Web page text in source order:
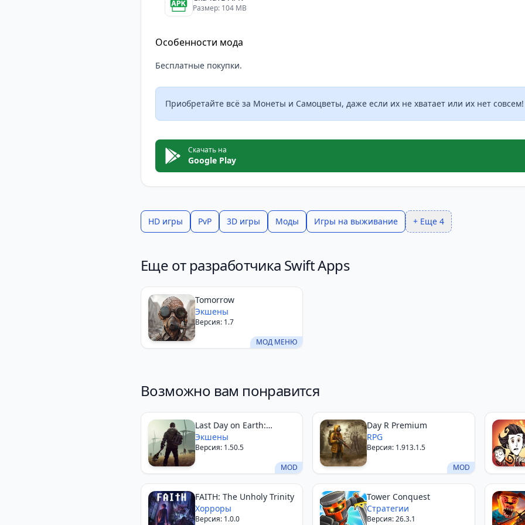
Хотя некоторые игроки могут посчитать задания в игре повторяющимися, в
Размер: 104 MB
Особенности мода
Бесплатные покупки.
Приобретайте всё за Монеты и Самоцветы, даже если их не хватает или их нет совсем!
Скачать на
Google Play
HD игры PvP 3D игры Моды Игры на выживание + Еще 4
Еще от разработчика Swift Apps
МОД МЕНЮ
Tomorrow
Экшены
Версия: 1.7
Возможно вам понравится
MOD
Last Day on Earth:
Survival
Экшены
Версия: 1.50.5
MOD
Day R Premium
RPG
Версия: 1.913.1.5
FAITH: The Unholy Trinity
Хорроры
Версия: 1.0.0
Tower Conquest
Стратегии
Версия: 26.3.1